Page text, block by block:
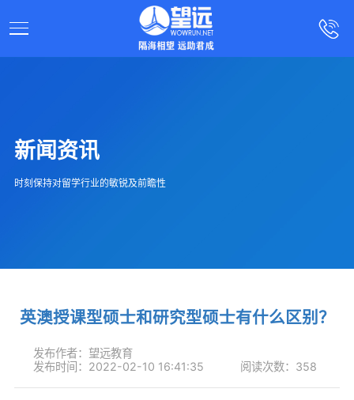
新闻资讯
时刻保持对留学行业的敏锐及前瞻性
英澳授课型硕士和研究型硕士有什么区别？
发布作者：望远教育
发布时间：2022-02-10 16:41:35
阅读次数：358